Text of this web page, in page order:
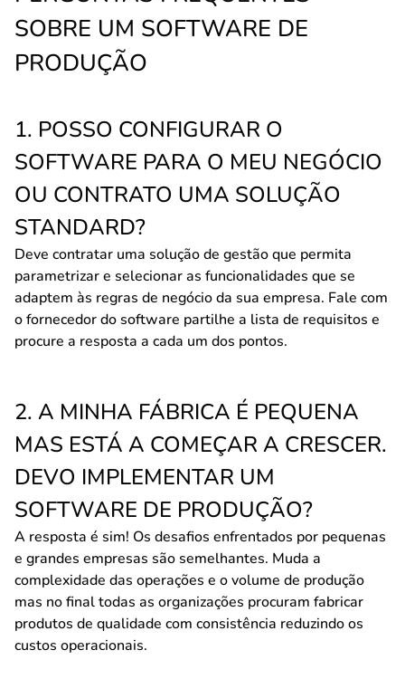
SOBRE UM SOFTWARE DE
PRODUÇÃO
1. POSSO CONFIGURAR O
SOFTWARE PARA O MEU NEGÓCIO
OU CONTRATO UMA SOLUÇÃO
STANDARD?
Deve contratar uma solução de gestão que permita
parametrizar e selecionar as funcionalidades que se
adaptem às regras de negócio da sua empresa. Fale com
o fornecedor do software partilhe a lista de requisitos e
procure a resposta a cada um dos pontos.
2. A MINHA FÁBRICA É PEQUENA
MAS ESTÁ A COMEÇAR A CRESCER.
DEVO IMPLEMENTAR UM
SOFTWARE DE PRODUÇÃO?
A resposta é sim! Os desafios enfrentados por pequenas
e grandes empresas são semelhantes. Muda a
complexidade das operações e o volume de produção
mas no final todas as organizações procuram fabricar
produtos de qualidade com consistência reduzindo os
custos operacionais.